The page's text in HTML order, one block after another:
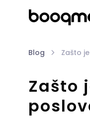
Blog Zašto
Zašto